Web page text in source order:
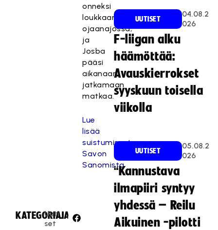
onneksi
loukkaantunut
ojaanajossa,
ja
Josba
pääsi
aikanaan
jatkamaan
matkaa.
Lue
lisää
suistumisesta
Savon
Sanomista
KATEGORIA:
Uuti
set
JAA:
UUTISET
04.08.2
026
F-liigan alku
häämöttää:
Avauskierrokset
syyskuun toisella
viikolla
UUTISET
05.08.2
026
“Kannustava
ilmapiiri syntyy
yhdessä – Reilu
Aikuinen -pilotti